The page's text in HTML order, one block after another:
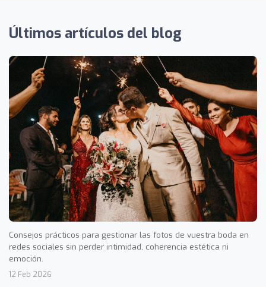
Últimos artículos del blog
Consejos prácticos para gestionar las fotos de vuestra boda en
redes sociales sin perder intimidad, coherencia estética ni
emoción.
12 Feb 2026